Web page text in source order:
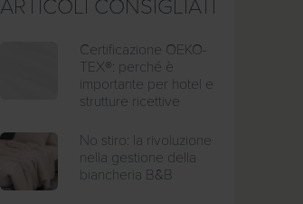
ARTICOLI CONSIGLIATI
Certificazione OEKO-
TEX®: perché è
importante per hotel e
strutture ricettive
No stiro: la rivoluzione
nella gestione della
biancheria B&B